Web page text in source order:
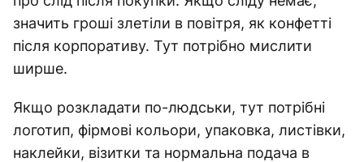
значить гроші злетіли в повітря, як конфетті
після корпоративу. Тут потрібно мислити
ширше.
Якщо розкладати по-людськи, тут потрібні
логотип, фірмові кольори, упаковка, листівки,
наклейки, візитки та нормальна подача в